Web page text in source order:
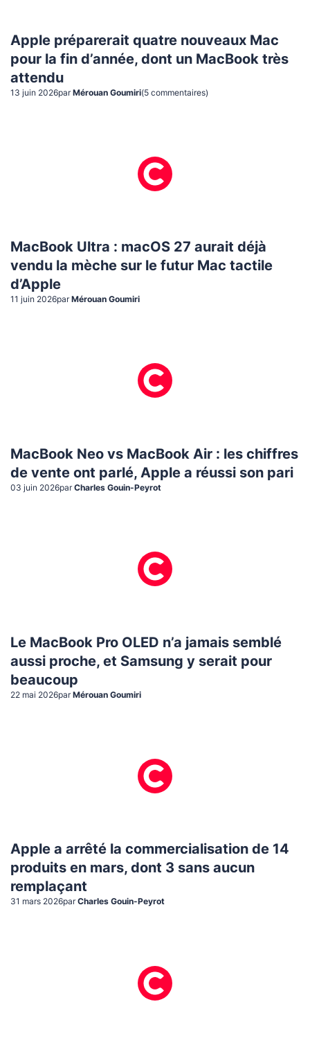
Apple préparerait quatre nouveaux Mac
pour la fin d’année, dont un MacBook très
attendu
13 juin 2026par Mérouan Goumiri(5 commentaires)
MacBook Ultra : macOS 27 aurait déjà
vendu la mèche sur le futur Mac tactile
d’Apple
11 juin 2026par Mérouan Goumiri
MacBook Neo vs MacBook Air : les chiffres
de vente ont parlé, Apple a réussi son pari
03 juin 2026par Charles Gouin-Peyrot
Le MacBook Pro OLED n’a jamais semblé
aussi proche, et Samsung y serait pour
beaucoup
22 mai 2026par Mérouan Goumiri
Apple a arrêté la commercialisation de 14
produits en mars, dont 3 sans aucun
remplaçant
31 mars 2026par Charles Gouin-Peyrot